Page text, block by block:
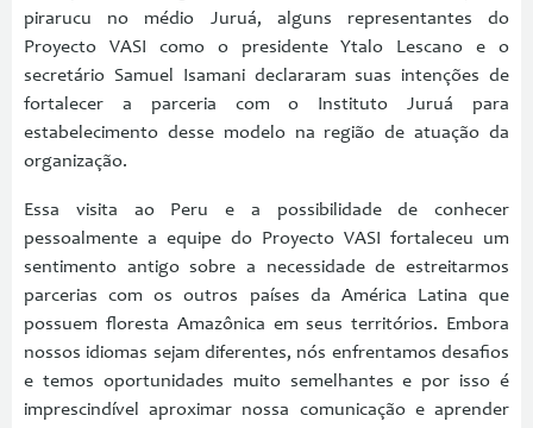
pirarucu no médio Juruá, alguns representantes do
Proyecto VASI como o presidente Ytalo Lescano e o
secretário Samuel Isamani declararam suas intenções de
fortalecer a parceria com o Instituto Juruá para
estabelecimento desse modelo na região de atuação da
organização.
Essa visita ao Peru e a possibilidade de conhecer
pessoalmente a equipe do Proyecto VASI fortaleceu um
sentimento antigo sobre a necessidade de estreitarmos
parcerias com os outros países da América Latina que
possuem floresta Amazônica em seus territórios. Embora
nossos idiomas sejam diferentes, nós enfrentamos desafios
e temos oportunidades muito semelhantes e por isso é
imprescindível aproximar nossa comunicação e aprender